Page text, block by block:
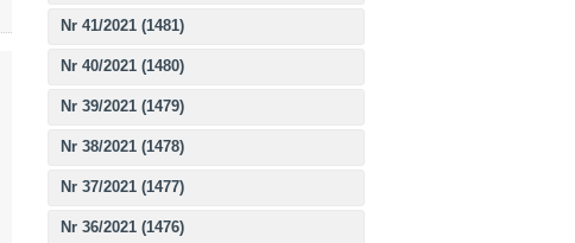
Nr 41/2021 (1481)
Nr 40/2021 (1480)
Nr 39/2021 (1479)
Nr 38/2021 (1478)
Nr 37/2021 (1477)
Nr 36/2021 (1476)